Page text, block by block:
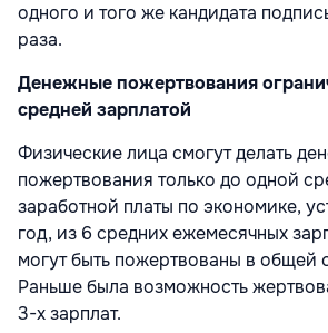
одного и того же кандидата
раза.
Денежные пожертвования
средней зарплатой
Физические лица смогут делать
пожертвования только до одной
заработной платы по экономике,
год, из 6 средних ежемесячных
могут быть пожертвованы в общей
Раньше была возможность
3-х зарплат.